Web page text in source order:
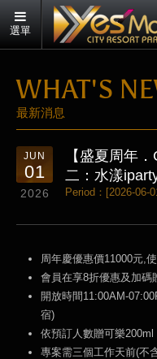
選單
WHAT'S
最新消息
JUN
01
2026
【盛夏周年
二：水漾
Period：[2026-06-
周年慶優惠價11000元,
會員在享8折優惠及加碼
開放時間11:00AM-
宿)
依預訂人數贈可樂200ml
專案需三個工作天前(不